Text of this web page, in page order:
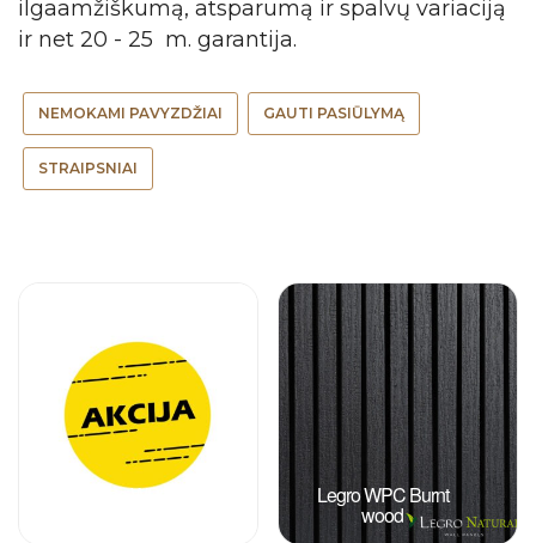
ilgaamžiškumą, atsparumą ir spalvų variaciją
ir net 20 - 25 m. garantija.
NEMOKAMI PAVYZDŽIAI GAUTI PASIŪLYMĄ
STRAIPSNIAI
Akcijos WPC Legro WPC Burnt
wood